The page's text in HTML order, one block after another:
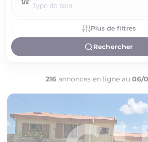
Plus de filtres
Rechercher
216annonces en ligne au 06/